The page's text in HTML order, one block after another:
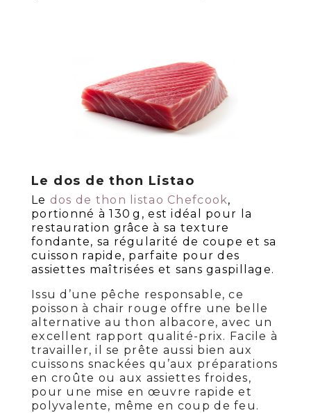
Le dos de thon Listao
Le dos de thon listao Chefcook,
portionné à 130 g, est idéal pour la
restauration grâce à sa texture
fondante, sa régularité de coupe et sa
cuisson rapide, parfaite pour des
assiettes maîtrisées et sans gaspillage.
Issu d’une pêche responsable, ce
poisson à chair rouge offre une belle
alternative au thon albacore, avec un
excellent rapport qualité-prix. Facile à
travailler, il se prête aussi bien aux
cuissons snackées qu’aux préparations
en croûte ou aux assiettes froides,
pour une mise en œuvre rapide et
polyvalente, même en coup de feu.